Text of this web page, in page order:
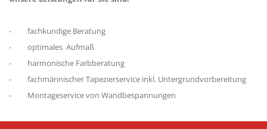
- fachkundige Beratung
- optimales Aufmaß
- harmonische Farbberatung
- fachmännischer Tapezierservice inkl. Untergrundvorbereitung
- Montageservice von Wandbespannungen